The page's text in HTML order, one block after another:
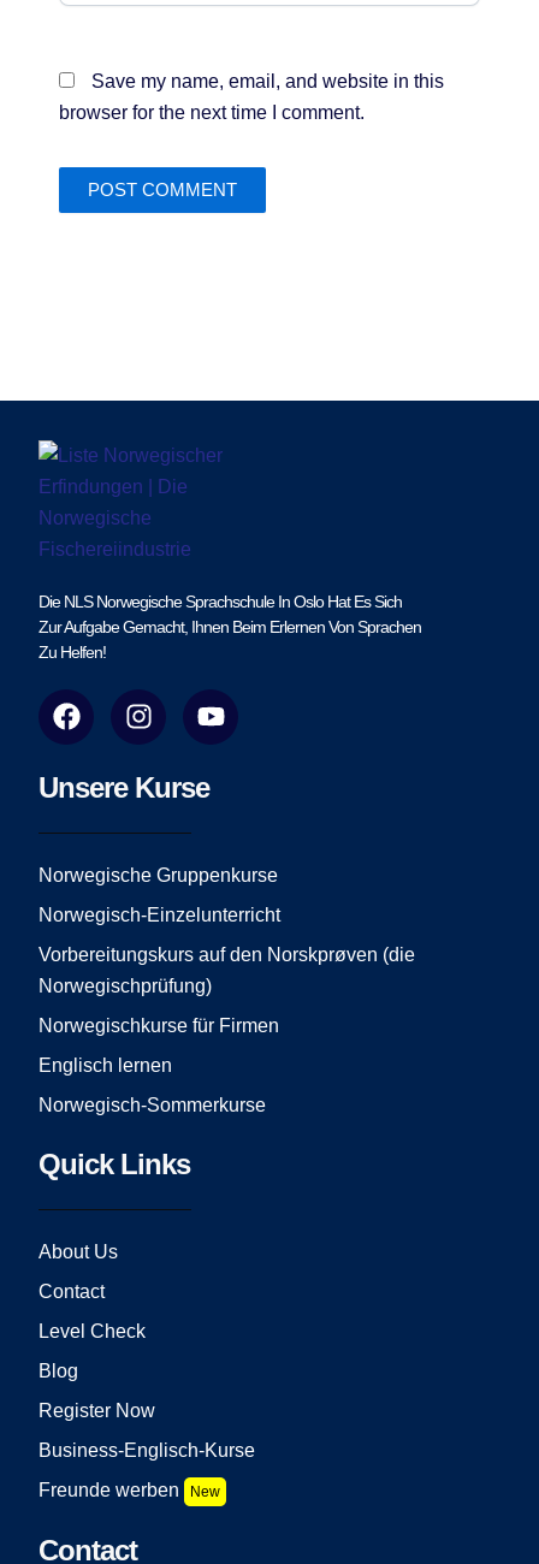
Save my name, email, and website in this
browser for the next time I comment.
Die NLS Norwegische Sprachschule In Oslo Hat Es Sich
Zur Aufgabe Gemacht, Ihnen Beim Erlernen Von Sprachen
Zu Helfen!
F
a
e
o
o
I
n
t
g
r
m
Y
o
t
e
Unsere Kurse
Norwegische Gruppenkurse
Norwegisch-Einzelunterricht
Vorbereitungskurs auf den Norskprøven (die
Norwegischprüfung)
Norwegischkurse für Firmen
Englisch lernen
Norwegisch-Sommerkurse
Quick Links
About Us
Contact
Level Check
Blog
Register Now
Business-Englisch-Kurse
Freunde werben
New
Contact